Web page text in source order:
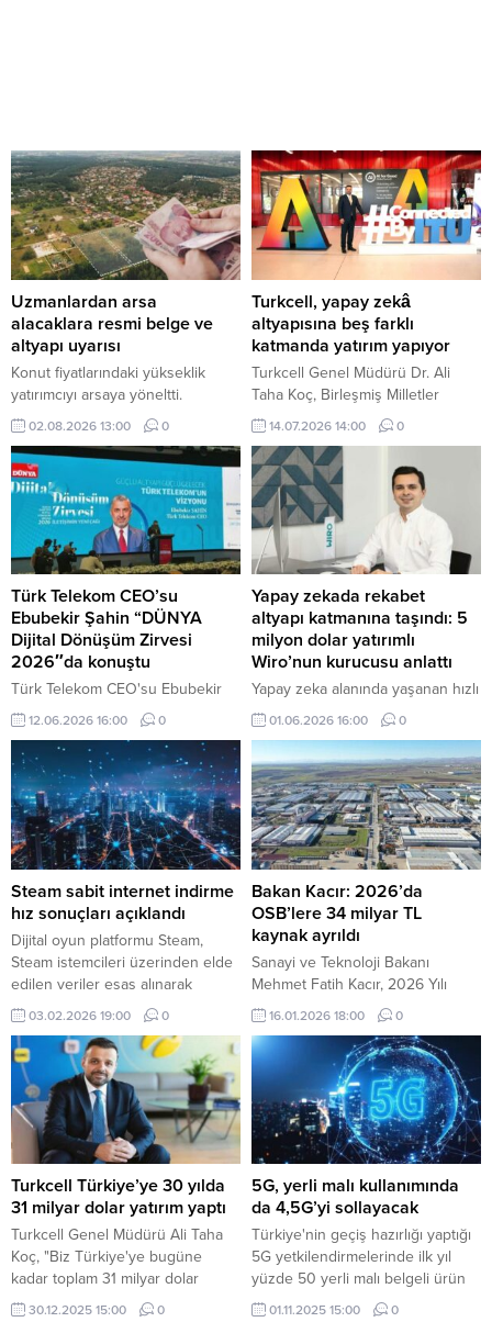
Uzmanlardan arsa
alacaklara resmi belge ve
altyapı uyarısı
Konut fiyatlarındaki yükseklik
yatırımcıyı arsaya yöneltti.
Büyükşehirlerin gelişim
akslarındaki araziler değer
kazanırken, sektör temsilcileri
hisseli tapular ve imar vaatlerine
karşı dikkatli olunması gerektiğini
vurguluyor.
02.08.2026 13:00 0
Turkcell, yapay zekâ
altyapısına beş farklı
katmanda yatırım yapıyor
Turkcell Genel Müdürü Dr. Ali
Taha Koç, Birleşmiş Milletler
bünyesindeki Uluslararası
Telekomünikasyon Birliği’nin (ITU)
düzenlediği İyilik İçin Yapay Zekâ
Zirvesi’ne katıldı. İki ayrı oturumda
konuşma yapan Koç, sektörel
dönüşüme ilişkin mesajlar
verirken, Turkcell’in yapay zekâ
odaklı altyapı yatırımları hakkında
önemli açıklamalarda bulundu.
14.07.2026 14:00 0
Türk Telekom CEO’su
Ebubekir Şahin “DÜNYA
Dijital Dönüşüm Zirvesi
2026″da konuştu
Türk Telekom CEO'su Ebubekir
Şahin, 5G'nin başarısının
temelinde güçlü fiber altyapı
bulunduğunu, fiber yatırımlarını
Türkiye'yi 5G çağına hazırlamak
için yaptıklarını belirtti.
12.06.2026 16:00 0
Yapay zekada rekabet
altyapı katmanına taşındı: 5
milyon dolar yatırımlı
Wiro’nun kurucusu anlattı
Yapay zeka alanında yaşanan hızlı
gelişim, şirketler arasındaki
rekabetin yönünü köklü biçimde
değiştiriyor.
01.06.2026 16:00 0
Steam sabit internet indirme
hız sonuçları açıklandı
Dijital oyun platformu Steam,
Steam istemcileri üzerinden elde
edilen veriler esas alınarak
Türkiye’deki internet servis
sağlayıcılarının (ISS) gerçek
kullanıcı trafiğine dayalı indirme
performansını içeren son
verilerini paylaştı
03.02.2026 19:00 0
Bakan Kacır: 2026’da
OSB’lere 34 milyar TL
kaynak ayrıldı
Sanayi ve Teknoloji Bakanı
Mehmet Fatih Kacır, 2026 Yılı
Kamu Yatırım Programı
kapsamında Organize Sanayi
Bölgeleri (OSB) için 17,6 milyar lira,
sanayi siteleri için ise 16,4 milyar
lira kaynak ayrıldığını açıkladı.
16.01.2026 18:00 0
Turkcell Türkiye’ye 30 yılda
31 milyar dolar yatırım yaptı
Turkcell Genel Müdürü Ali Taha
Koç, "Biz Türkiye'ye bugüne
kadar toplam 31 milyar dolar
yatırım yaptık." ifadelerini kullandı.
30.12.2025 15:00 0
5G, yerli malı kullanımında
da 4,5G’yi sollayacak
Türkiye'nin geçiş hazırlığı yaptığı
5G yetkilendirmelerinde ilk yıl
yüzde 50 yerli malı belgeli ürün
ve en az yüzde 5 milli
01.11.2025 15:00 0